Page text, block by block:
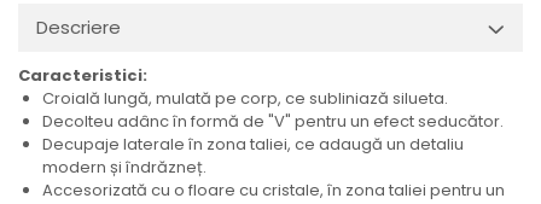
Descriere
Caracteristici:
Croială lungă, mulată pe corp, ce subliniază silueta.
Decolteu adânc în formă de "V" pentru un efect seducător.
Decupaje laterale în zona taliei, ce adaugă un detaliu
modern și îndrăzneț.
Accesorizată cu o floare cu cristale, în zona taliei pentru un